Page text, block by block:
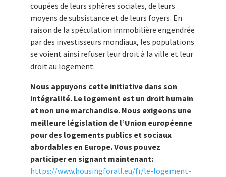
coupées de leurs sphères sociales, de leurs
moyens de subsistance et de leurs foyers. En
raison de la spéculation immobilière engendrée
par des investisseurs mondiaux, les populations
se voient ainsi refuser leur droit à la ville et leur
droit au logement.
Nous appuyons cette initiative dans son
intégralité. Le logement est un droit humain
et non une marchandise. Nous exigeons une
meilleure législation de l’Union européenne
pour des logements publics et sociaux
abordables en Europe. Vous pouvez
participer en signant maintenant:
https://www.housingforall.eu/fr/le-logement-